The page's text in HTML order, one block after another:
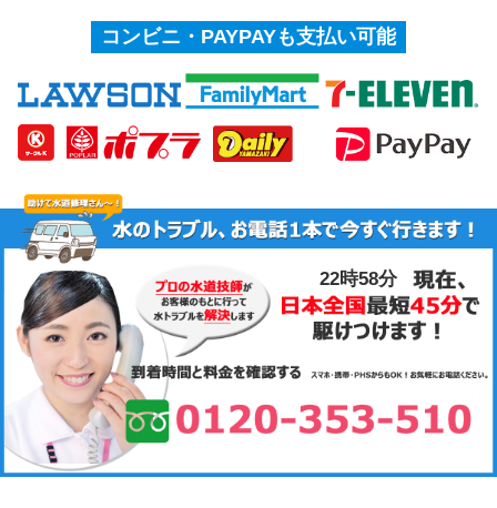
コンビニ・PAYPAYも支払い可能
22時58分